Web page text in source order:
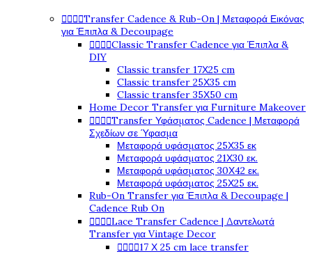
Transfer Cadence & Rub-On | Μεταφορά Εικόνας
για Έπιπλα & Decoupage
Classic Transfer Cadence για Έπιπλα &
DIY
Classic transfer 17Χ25 cm
Classic transfer 25Χ35 cm
Classic transfer 35Χ50 cm
Home Decor Transfer για Furniture Makeover
Transfer Υφάσματος Cadence | Μεταφορά
Σχεδίων σε Ύφασμα
Μεταφορά υφάσματος 25Χ35 εκ
Μεταφορά υφάσματος 21Χ30 εκ.
Μεταφορά υφάσματος 30Χ42 εκ.
Μεταφορά υφάσματος 25Χ25 εκ.
Rub-On Transfer για Έπιπλα & Decoupage |
Cadence Rub On
Lace Transfer Cadence | Δαντελωτά
Transfer για Vintage Decor
17 Χ 25 cm lace transfer